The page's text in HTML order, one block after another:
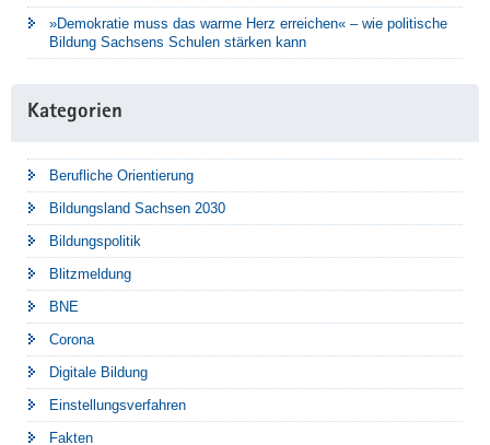
»Demokratie muss das warme Herz erreichen« – wie politische
Bildung Sachsens Schulen stärken kann
Kategorien
Berufliche Orientierung
Bildungsland Sachsen 2030
Bildungspolitik
Blitzmeldung
BNE
Corona
Digitale Bildung
Einstellungsverfahren
Fakten